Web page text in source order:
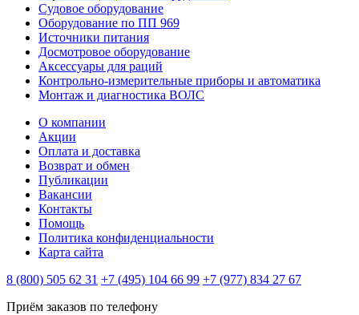
Судовое оборудование
Оборудование по ПП 969
Источники питания
Досмотровое оборудование
Аксессуары для раций
Контрольно-измерительные приборы и автоматика
Монтаж и диагностика ВОЛС
О компании
Акции
Оплата и доставка
Возврат и обмен
Публикации
Вакансии
Контакты
Помощь
Политика конфиденциальности
Карта сайта
8 (800) 505 62 31 +7 (495) 104 66 99 +7 (977) 834 27 67
Приём заказов по телефону